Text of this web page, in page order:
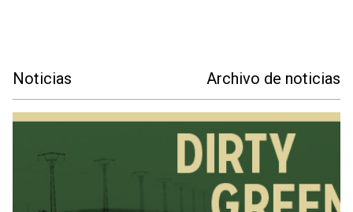
Noticias Archivo de noticias